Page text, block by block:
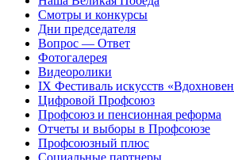
Смотры и конкурсы
Дни председателя
Вопрос — Ответ
Фотогалерея
Видеоролики
IX Фестиваль искусств
Цифровой Профсоюз
Профсоюз и пенсионная реформа
Отчеты и выборы в Профсоюзе
Профсоюзный плюс
Социальные партнеры